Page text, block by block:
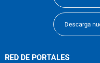
Descarga
RED DE PORTALES